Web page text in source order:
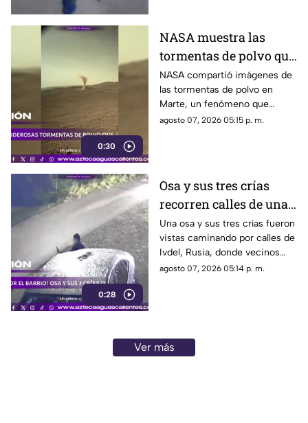
0:30
NASA muestra las
tormentas de polvo que
cubren Marte
NASA compartió imágenes de
las tormentas de polvo en
Marte, un fenómeno que
puede extenderse por miles de
agosto 07, 2026 05:15 p. m.
0:28
Osa y sus tres crías
recorren calles de una
ciudad en Rusia
Una osa y sus tres crías fueron
vistas caminando por calles de
Ivdel, Rusia, donde vecinos
reportan un aumento en los
agosto 07, 2026 05:14 p. m.
Ver más